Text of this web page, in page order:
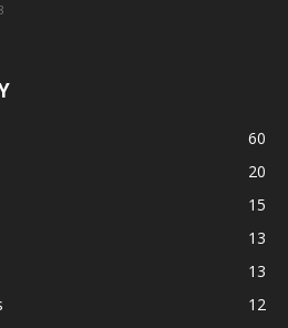
60
20
15
13
13
12